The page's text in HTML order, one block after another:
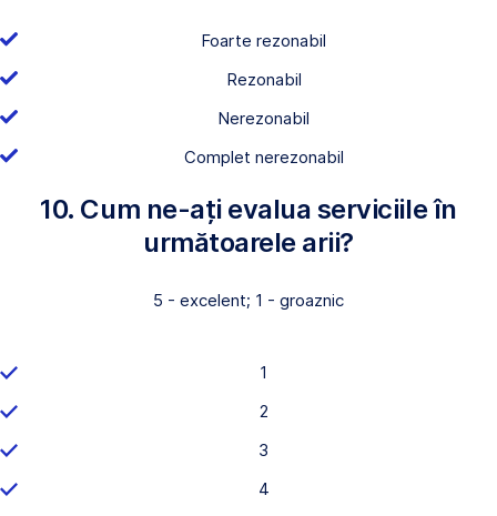
Foarte rezonabil
Rezonabil
Nerezonabil
Complet nerezonabil
10. Cum ne-ați evalua serviciile în
următoarele arii?
5 - excelent; 1 - groaznic
1
2
3
4